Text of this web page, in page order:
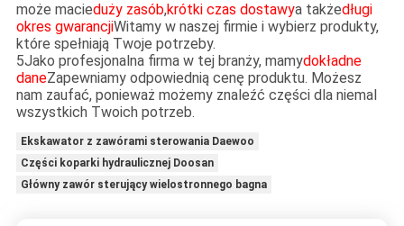
może macieduży zasób,krótki czas dostawya takżedługi
okres gwarancjiWitamy w naszej firmie i wybierz produkty,
które spełniają Twoje potrzeby.
5Jako profesjonalna firma w tej branży, mamydokładne
daneZapewniamy odpowiednią cenę produktu. Możesz
nam zaufać, ponieważ możemy znaleźć części dla niemal
wszystkich Twoich potrzeb.
Ekskawator z zawórami sterowania Daewoo
Części koparki hydraulicznej Doosan
Główny zawór sterujący wielostronnego bagna